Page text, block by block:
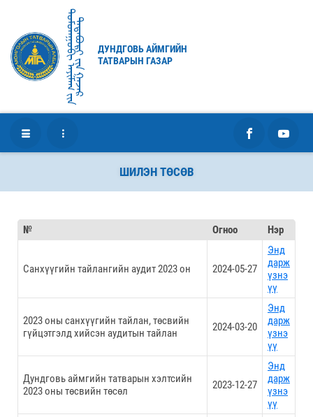
ᠳᠤᠮᠳᠠᠭᠣᠪᠢ ᠠᠶᠢᠮᠠᠭ ᠶ᠋ᠢᠨᠲᠠᠲᠠᠪᠤᠷᠢ ᠶ᠋ᠢᠨ ᠭᠠᠵᠠᠷ
ДУНДГОВЬ АЙМГИЙН
ТАТВАРЫН ГАЗАР
ШИЛЭН ТӨСӨВ
№ Огноо Нэр
Санхүүгийн тайлангийн аудит 2023 он 2024-05-27
Энд
дарж
үзнэ
үү
2023 оны санхүүгийн тайлан, төсвийн
гүйцэтгэлд хийсэн аудитын тайлан
2024-03-20
Энд
дарж
үзнэ
үү
Дундговь аймгийн татварын хэлтсийн
2023 оны төсвийн төсөл
2023-12-27
Энд
дарж
үзнэ
үү